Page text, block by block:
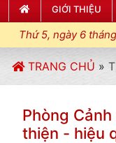
GIỚI THIỆU
Thứ 5, ngày 6
TRANG CHỦ »
Phòng
thiện - hiệu